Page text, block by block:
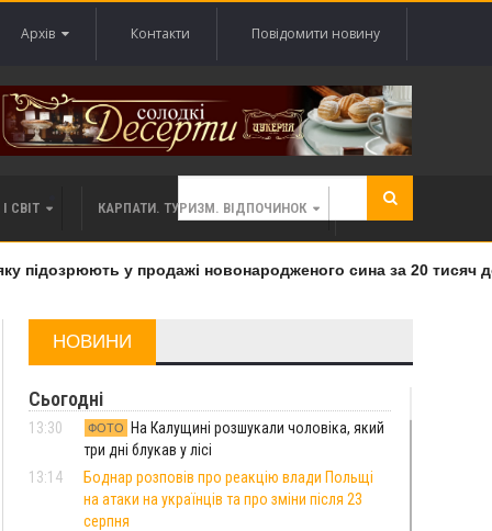
Архів Контакти Повідомити новину
СВІТ КАРПАТИ. ТУРИЗМ. ВІДПОЧИНОК
у продажі новонародженого сина за 20 тисяч
НОВИНИ
Сьогодні
13:30 ФОТО
На Калущині розшукали чоловіка, який
три дні блукав у лісі
13:14
Боднар розповів про реакцію влади Польщі
на атаки на українців та про зміни після 23
серпня